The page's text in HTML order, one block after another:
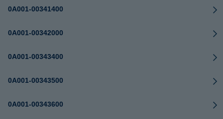
0A001-00341400
0A001-00342000
0A001-00343400
0A001-00343500
0A001-00343600